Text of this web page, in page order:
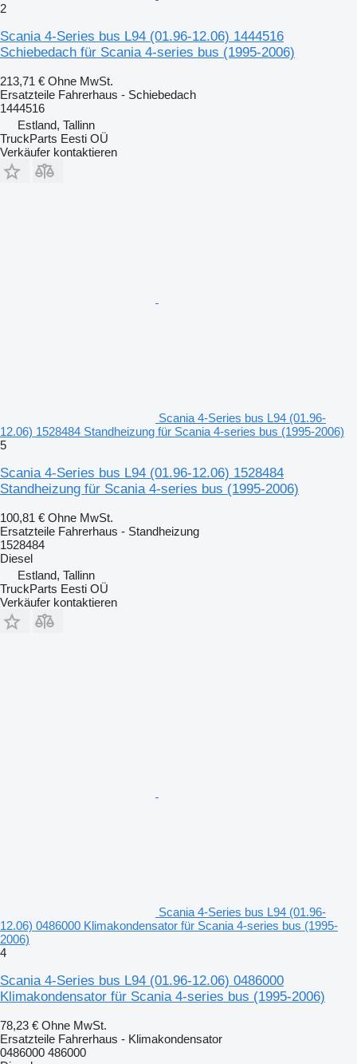
2
Scania 4-Series bus L94 (01.96-12.06) 1444516
Schiebedach für Scania 4-series bus (1995-2006)
213,71 € Ohne MwSt.
Ersatzteile Fahrerhaus - Schiebedach
1444516
Estland, Tallinn
TruckParts Eesti OÜ
Verkäufer kontaktieren
Scania 4-Series bus L94 (01.96-
12.06) 1528484 Standheizung für Scania 4-series bus (1995-2006)
5
Scania 4-Series bus L94 (01.96-12.06) 1528484
Standheizung für Scania 4-series bus (1995-2006)
100,81 € Ohne MwSt.
Ersatzteile Fahrerhaus - Standheizung
1528484
Diesel
Estland, Tallinn
TruckParts Eesti OÜ
Verkäufer kontaktieren
Scania 4-Series bus L94 (01.96-
12.06) 0486000 Klimakondensator für Scania 4-series bus (1995-
2006)
4
Scania 4-Series bus L94 (01.96-12.06) 0486000
Klimakondensator für Scania 4-series bus (1995-2006)
78,23 € Ohne MwSt.
Ersatzteile Fahrerhaus - Klimakondensator
0486000 486000